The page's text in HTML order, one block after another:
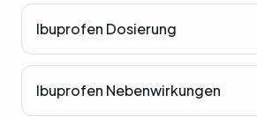
Ibuprofen Dosierung
Ibuprofen Nebenwirkungen